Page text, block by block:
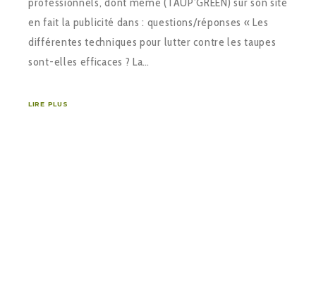
en fait la publicité dans : questions/réponses « Les
différentes techniques pour lutter contre les taupes
sont-elles efficaces ? La…
LIRE PLUS